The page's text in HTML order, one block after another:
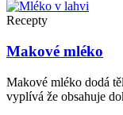
Recepty
Makové mléko
Makové mléko dodá
vyplívá že obsahuje